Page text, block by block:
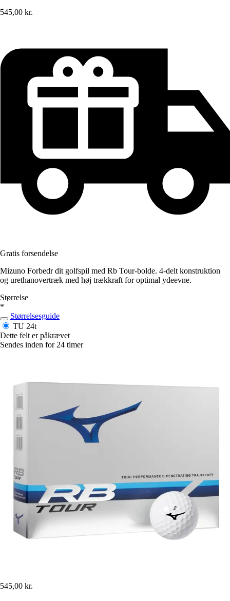
545,00 kr.
Gratis forsendelse
Mizuno Forbedr dit golfspil med Rb Tour-bolde. 4-delt konstruktion
og urethanovertræk med høj trækkraft for optimal ydeevne.
Størrelse
*
Størrelsesguide
TU 24t
Dette felt er påkrævet
Sendes inden for 24 timer
545,00 kr.